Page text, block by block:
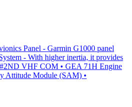
Panel - Garmin G1000 panel
- With higher inertia, it provides
VHF COM • GEA 71H Engine
Attitude Module (SAM) •